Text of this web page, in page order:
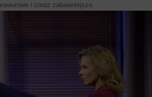
i coraz zabawniejsze.